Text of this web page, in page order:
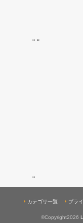
" "
"
カテゴリ一覧 プラ
©Copyright2026